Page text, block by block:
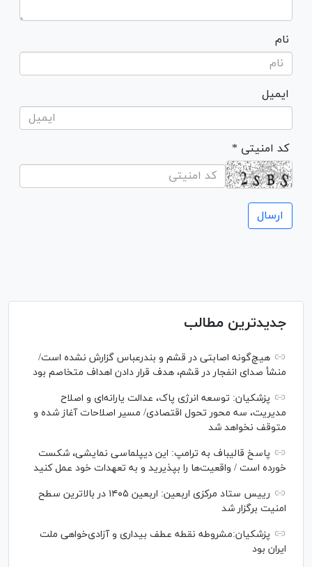
نام
ایمیل
* کد امنیتی
جدیدترین مطالب
هیچ‌گونه اصابتی در قشم و بندرعباس گزارش نشده است/
منشأ صدای انفجار در قشم، هدف قرار دادن اهداف متخاصم بود
پزشکیان: توسعه انرژی پاک، عدالت یارانه‌ای و اصلاح
مدیریت، سه محور تحول اقتصادی/ مسیر اصلاحات آغاز شده و
متوقف نخواهد شد
پاسخ قالیباف به ترامپ: این دیپلماسی نمایشی، شکست
خورده است / واقعیت‌ها را بپذیرید و به تعهدات خود عمل کنید
رییس ستاد مرکزی اربعین: اربعین ۱۴۰۵ در بالاترین سطح
امنیت برگزار شد
پزشکیان:مشروطه نقطه عطف بیداری و آزادی‌خواهی ملت
ایران بود